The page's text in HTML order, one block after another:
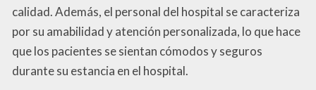
calidad. Además, el personal del hospital se caracteriza
por su amabilidad y atención personalizada, lo que hace
que los pacientes se sientan cómodos y seguros
durante su estancia en el hospital.